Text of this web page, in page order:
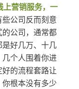
上营销服务，一
公司反而刻意
公司，通常都
好几万、十几
个人围着你进
的流程套路让
根本没有多少